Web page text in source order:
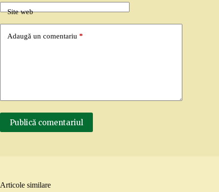
Site web
Adaugă un comentariu *
Publică comentariul
Articole similare